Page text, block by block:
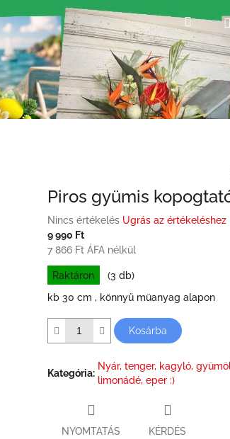
Piros gyümis
A
termék
átlagos
5-
ből
0,0
csillag.
Nincs értékelés Ugrás az értékeléshez
9 990 Ft
7 866 Ft ÁFA nélkül
Raktáron
(3 db)
kb 30 cm , könnyű müanyag alapon
Kosárba
Kategória:
Nyár, tenger, kagyló,
limonádé, eper :)
NYOMTATÁS KÉRDÉS